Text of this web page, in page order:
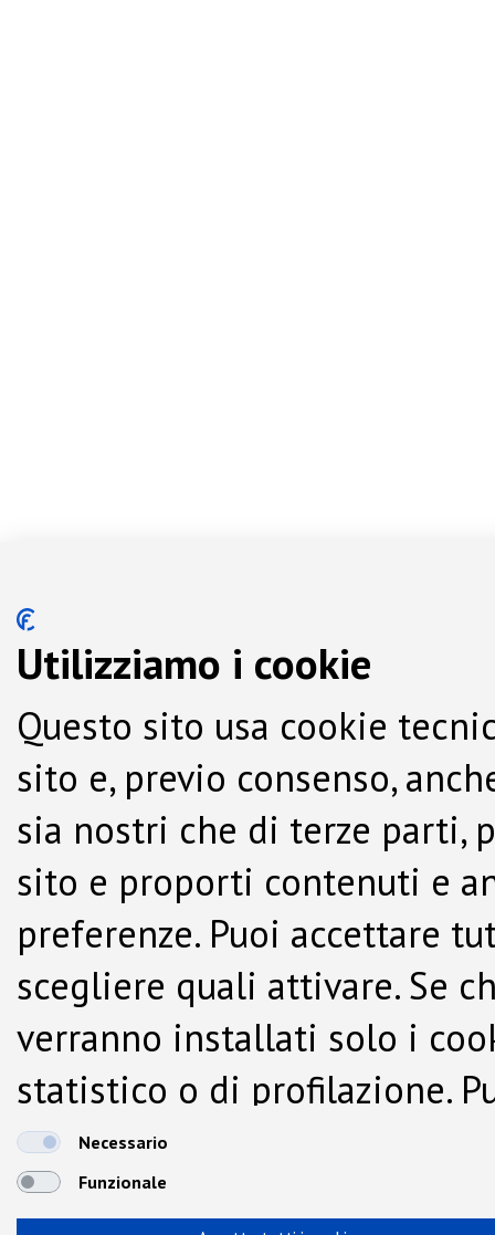
Utilizziamo i cookie
Questo sito usa cookie
sito e, previo consenso,
sia nostri che di terze parti,
sito e proporti contenuti e
preferenze. Puoi accettare
scegliere quali attivare. Se
verranno installati solo i
statistico o di profilazione.
dalla Cookie Policy.
Necessario
Funzionale